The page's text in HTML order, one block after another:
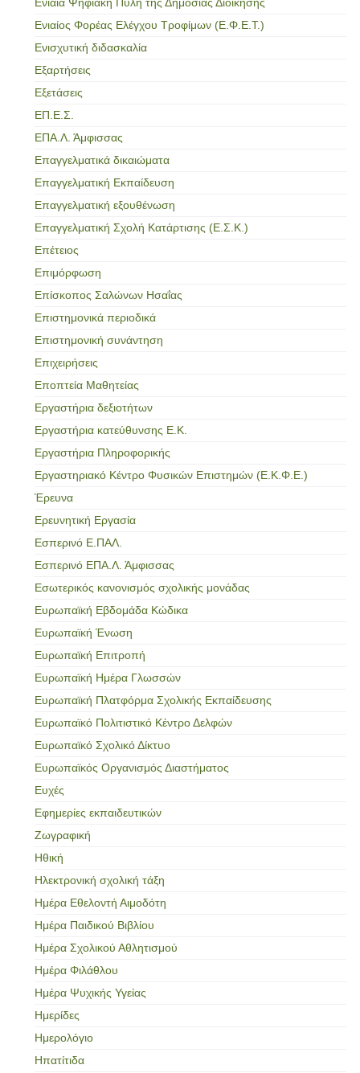
Ενιαίος Φορέας Ελέγχου Τροφίμων (Ε.Φ.Ε.Τ.)
Ενισχυτική διδασκαλία
Εξαρτήσεις
Εξετάσεις
ΕΠ.Ε.Σ.
ΕΠΑ.Λ. Άμφισσας
Επαγγελματικά δικαιώματα
Επαγγελματική Εκπαίδευση
Επαγγελματική εξουθένωση
Επαγγελματική Σχολή Κατάρτισης (Ε.Σ.Κ.)
Επέτειος
Επιμόρφωση
Επίσκοπος Σαλώνων Ησαΐας
Επιστημονικά περιοδικά
Επιστημονική συνάντηση
Επιχειρήσεις
Εποπτεία Μαθητείας
Εργαστήρια δεξιοτήτων
Εργαστήρια κατεύθυνσης Ε.Κ.
Εργαστήρια Πληροφορικής
Εργαστηριακό Κέντρο Φυσικών Επιστημών (Ε.Κ.Φ.Ε.)
Έρευνα
Ερευνητική Εργασία
Εσπερινό Ε.ΠΑΛ.
Εσπερινό ΕΠΑ.Λ. Άμφισσας
Εσωτερικός κανονισμός σχολικής μονάδας
Ευρωπαϊκή Εβδομάδα Κώδικα
Ευρωπαϊκή Ένωση
Ευρωπαϊκή Επιτροπή
Ευρωπαϊκή Ημέρα Γλωσσών
Ευρωπαϊκή Πλατφόρμα Σχολικής Εκπαίδευσης
Ευρωπαϊκό Πολιτιστικό Κέντρο Δελφών
Ευρωπαϊκό Σχολικό Δίκτυο
Ευρωπαϊκός Οργανισμός Διαστήματος
Ευχές
Εφημερίες εκπαιδευτικών
Ζωγραφική
Ηθική
Ηλεκτρονική σχολική τάξη
Ημέρα Εθελοντή Αιμοδότη
Ημέρα Παιδικού Βιβλίου
Ημέρα Σχολικού Αθλητισμού
Ημέρα Φιλάθλου
Ημέρα Ψυχικής Υγείας
Ημερίδες
Ημερολόγιο
Ηπατίτιδα